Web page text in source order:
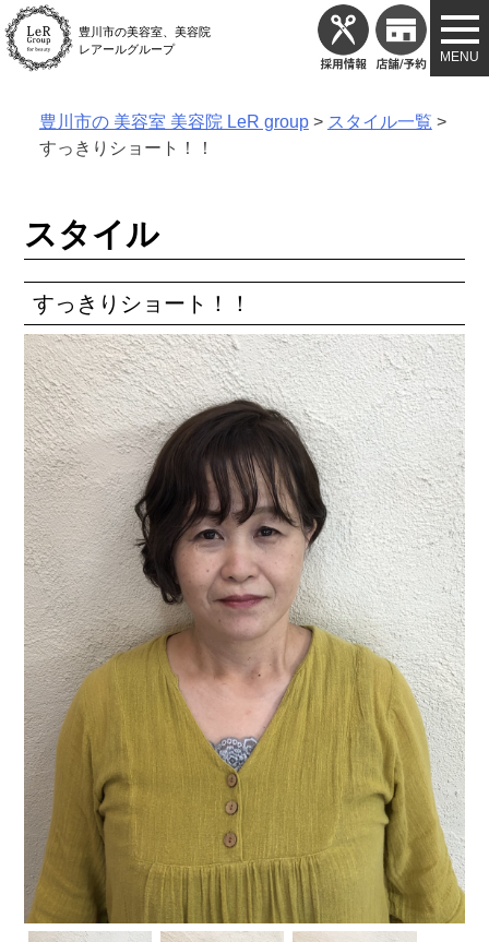
Skip
to
content
豊川市の美容室、美容院
レアールグループ
豊川市の 美容室 美容院 LeR group> スタイル一覧 >
すっきりショート！！
スタイル
すっきりショート！！